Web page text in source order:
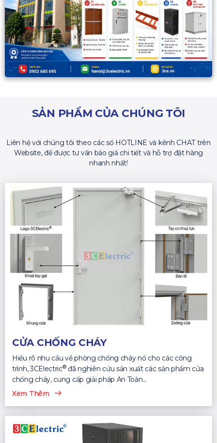
SẢN PHẨM CỦA CHÚNG TÔI
Liên hệ với chúng tôi theo các số HOTLINE và kênh CHAT trên
Website, để được tư vấn báo giá chi tiết và hỗ trợ đặt hàng
nhanh nhất!
CỬA CHỐNG CHÁY
Hiểu rõ nhu cầu về phòng chống cháy nổ cho các công
trình, 3CElectric®đã nghiên cứu sản xuất các sản phẩm cửa
chống cháy, cung cấp giải pháp An Toàn...
Xem Thêm